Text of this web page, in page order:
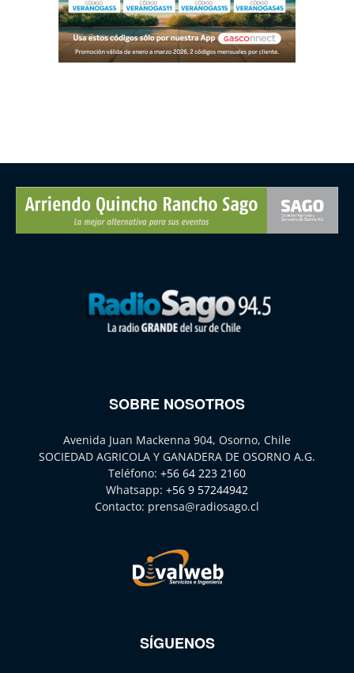
SOBRE NOSOTROS
Avenida Juan Mackenna 904, Osorno, Chile
SOCIEDAD AGRICOLA Y GANADERA DE OSORNO A.G.
Teléfono: +56 64 223 2160
Whatsapp: +56 9 57244942
Contacto: prensa@radiosago.cl
SÍGUENOS